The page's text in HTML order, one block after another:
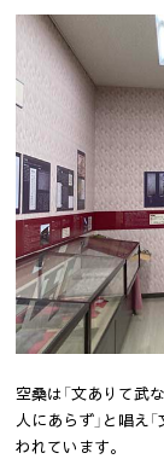
空桑は「文ありて武
人にあらず」と唱え
われています。